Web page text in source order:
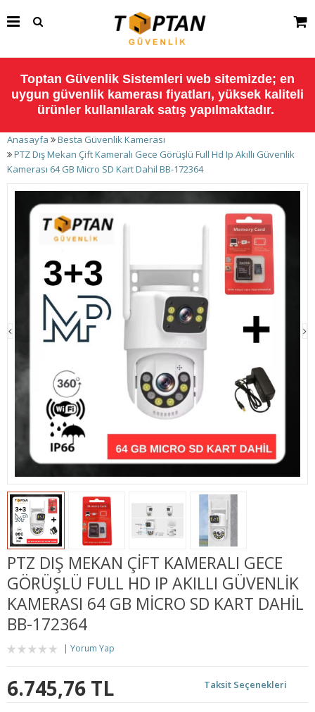
Toptan Güvenlik Sistemleri web sitemizde; en
uygun güvenlik kamerası fiyatları, yüksek kaliteli
ürünler kullanılarak satış yapılmaktadır.
Anasayfa
Besta Güvenlik Kamerası
PTZ Dış Mekan Çift Kameralı Gece Görüşlü Full Hd Ip Akıllı Güvenlik
Kamerası 64 GB Micro SD Kart Dahil BB-172364
PTZ DIŞ MEKAN ÇIFT KAMERALI GECE
GÖRÜŞLÜ FULL HD IP AKILLI GÜVENLIK
KAMERASI 64 GB MICRO SD KART DAHIL
BB-172364
Yorum Yap
6.745,76 TL Taksit Seçenekleri